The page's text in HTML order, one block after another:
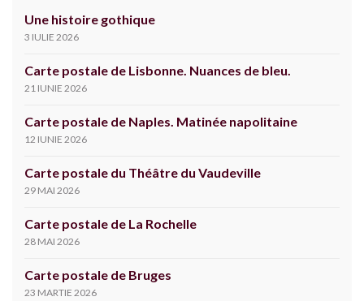
Une histoire gothique
3 IULIE 2026
Carte postale de Lisbonne. Nuances de bleu.
21 IUNIE 2026
Carte postale de Naples. Matinée napolitaine
12 IUNIE 2026
Carte postale du Théâtre du Vaudeville
29 MAI 2026
Carte postale de La Rochelle
28 MAI 2026
Carte postale de Bruges
23 MARTIE 2026